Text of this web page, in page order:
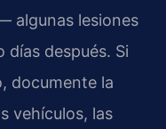
algunas lesiones
días después. Si
documente la
vehículos, las